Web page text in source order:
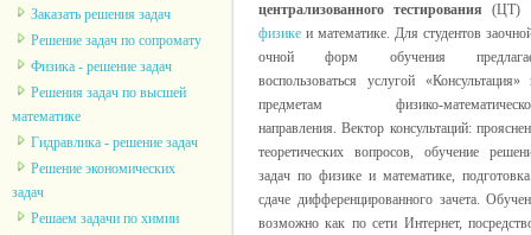
Заказать решения задач
Решение задач по сопромату
Физика - решение задач
Решения задач по высшей
математике
Гидравлика - решение задач
Решение экономических
задач
Решаем задачи по химии
централизованного тестирования (ЦТ)
физикеи математике. Для студентов
очной форм обучения
воспользоваться услугой «Консультация»
предметам физико-
направления. Вектор консультаций:
теоретических вопросов, обучение
задач по физике и математике,
сдаче дифференцированного зачета.
возможно как по сети Интернет,